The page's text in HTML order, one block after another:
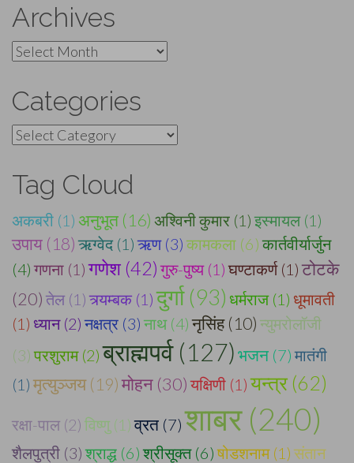
Archives
Archives
Categories
Categories
Tag Cloud
अकबरी (1) अनुभूत (16) अश्विनी कुमार (1) इस्मायल (1)
उपाय (18) ऋग्वेद (1) ऋण (3) कामकला (6) कार्तवीर्यार्जुन
(4) गणना (1) गणेश (42) गुरु-पुष्य (1) घण्टाकर्ण (1) टोटके
(20) तेल (1) त्र्यम्बक (1) दुर्गा (93) धर्मराज (1) धूमावती
(1) ध्यान (2) नक्षत्र (3) नाथ (4) नृसिंह (10) न्युमरोलॉजी
(3) परशुराम (2) ब्राह्मपर्व (127) भजन (7) मातंगी
(1) मृत्युञ्जय (19)मोहन (30) यक्षिणी (1) यन्त्र (62)
रक्षा-पाल (2) विष्णु (1) व्रत (7) शाबर (240)
शैलपुत्री (3) श्राद्ध (6) श्रीसूक्त (6) षोडशनाम (1) संतान